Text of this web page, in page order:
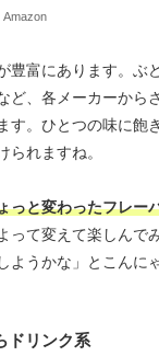
Amazon
豊富にあります。ぶ
ど、各メーカーから
す。ひとつの味に飽
られますね。
っと変わったフレー
って変えて楽しんで
ようかな」とこんに
ドリンク系